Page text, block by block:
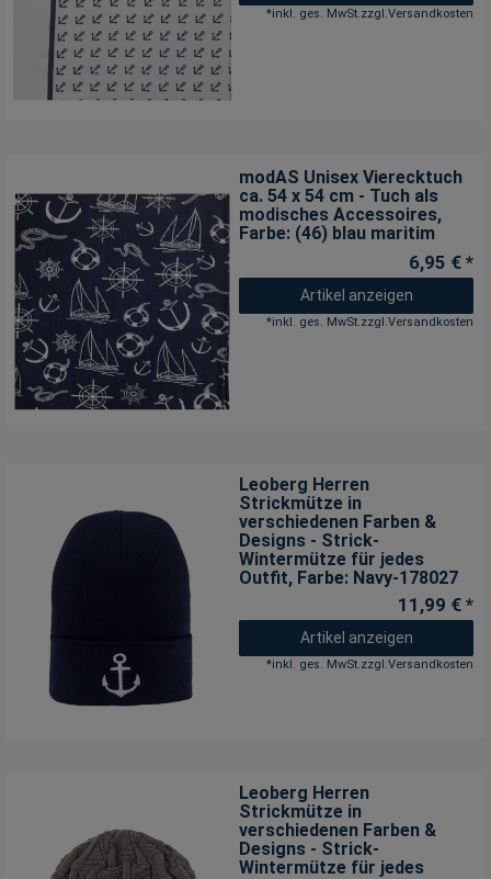
*inkl. ges. MwSt.zzgl.Versandkosten
modAS Unisex Vierecktuch
ca. 54 x 54 cm - Tuch als
modisches Accessoires,
Farbe: (46) blau maritim
6,95 € *
Artikel anzeigen
*inkl. ges. MwSt.zzgl.Versandkosten
Leoberg Herren
Strickmütze in
verschiedenen Farben &
Designs - Strick-
Wintermütze für jedes
Outfit, Farbe: Navy-178027
11,99 € *
Artikel anzeigen
*inkl. ges. MwSt.zzgl.Versandkosten
Leoberg Herren
Strickmütze in
verschiedenen Farben &
Designs - Strick-
Wintermütze für jedes